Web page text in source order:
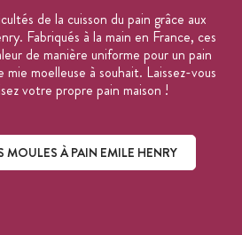
: 5
ondes
de la cuisson du pain grâce aux
Fabriqués à la main en France, ces
de manière uniforme pour un pain
moelleuse à souhait. Laissez-vous
votre propre pain maison !
MOULES À PAIN EMILE HENRY